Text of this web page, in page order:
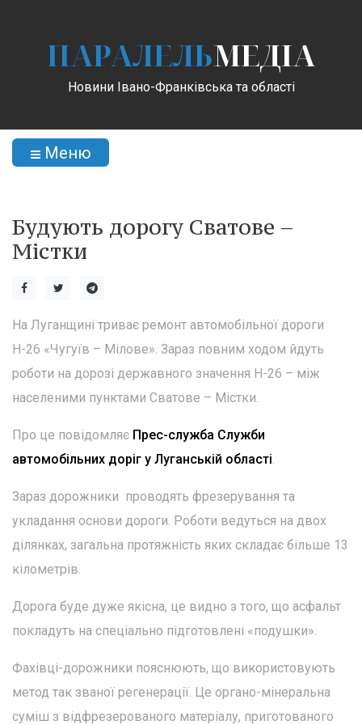
ПАРАЛЕЛЬМЕДІА
Новини Івано-Франківська та області
Меню
Будують дорогу Сватове –
Містки
На Луганщині триває ремонт автомобільної дороги
Н-26 «Чугуїв – Мілове». Зараз повним ходом йдуть
роботи на дорозі державного значення Н-26 – між
населеними пунктами Сватове – Містки.
Про це повідомляє Прес-служба Служби
автомобільних доріг у Луганській області.
Зараз дорожники проводять фрезерування та
укладання основи дороги. Роботи ведуться на двох
ділянках, загальна протяжність яких складає більше 13
кілометрів.
Дорога буде дуже якісна, це видно з того, що асфальт
покладуть на спеціально підготовлені «подушки».
Фахівці-дорожники пояснюють, що використовують
метод так званої регенерації. Це органо-мінеральна
суміш з відфрезерованого матеріалу, приготованого